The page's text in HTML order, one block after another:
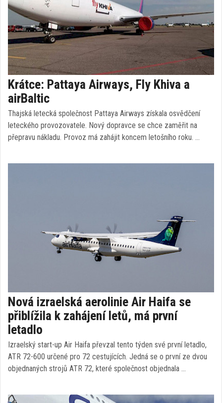
Krátce: Pattaya Airways, Fly Khiva a
airBaltic
Thajská letecká společnost Pattaya Airways získala osvědčení
leteckého provozovatele. Nový dopravce se chce zaměřit na
přepravu nákladu. Provoz má zahájit koncem letošního roku. …
Nová izraelská aerolinie Air Haifa se
přiblížila k zahájení letů, má první
letadlo
Izraelský start-up Air Haifa převzal tento týden své první letadlo,
ATR 72-600 určené pro 72 cestujících. Jedná se o první ze dvou
objednaných strojů ATR 72, které společnost objednala …